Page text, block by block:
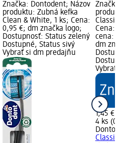
Značka: Dontodent; Názov
produktu: Zubná kefka
Clean & White, 1 ks; Cena:
0,95 €; dm značka logo;
Dostupnosť: Status zelený
Dostupné, Status sivý
Vybrať si dm predajňu
Značka:
Classic,
Cena:
cena: 4
dm
Vybrať
1,45 €
4 ks
Classic,